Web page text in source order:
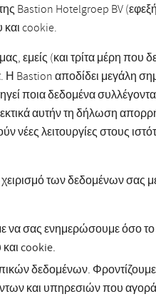
Hotelgroep BV
cookie.
εμείς (και τρίτα μέρη
Η Bastion αποδίδει μεγάλη
ποια δεδομένα
αυτήν τη δήλωση
νέες λειτουργίες στους
των δεδομένων σας
σας ενημερώσουμε όσο το
cookie.
δεδομένων.
και υπηρεσιών που